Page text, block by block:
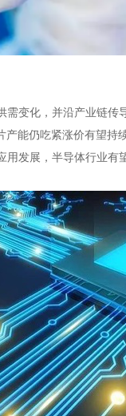
:
变化，并沿产业链传
产能仍吃紧涨价有望持
发展，半导体行业有